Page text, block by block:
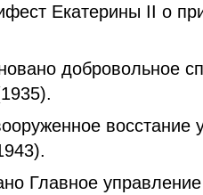
Екатерины II о
добровольное
восстание
Главное